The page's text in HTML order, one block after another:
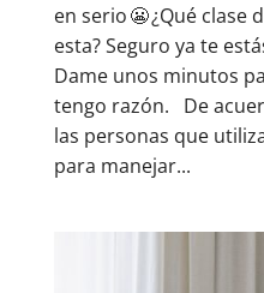
en serio 😬 ¿Qué clase
esta? Seguro ya te
Dame unos minutos
tengo razón. De
las personas que
para manejar...